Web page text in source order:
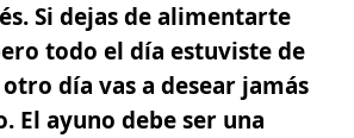
Si dejas de alimentarte
todo el día estuviste de
día vas a desear jamás
El ayuno debe ser una